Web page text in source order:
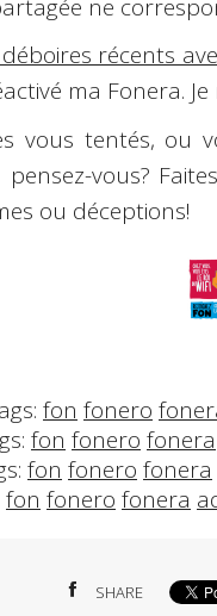
ne
récents
ma Fonera. Je
vous tentés, ou
pensez-vous?
ou déceptions!
fon fonero
fon fonero fonera
fon fonero fonera
fon fonero fonera
SHARE